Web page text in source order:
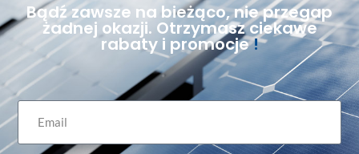
Bądź zawsze na bieżąco, nie przegap
żadnej okazji. Otrzymasz ciekawe
rabaty i promocje!